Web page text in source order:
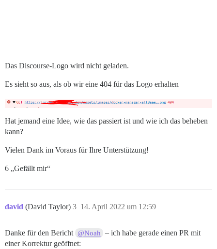
Das Discourse-Logo wird nicht geladen.
Es sieht so aus, als ob wir eine 404 für das Logo erhalten
Hat jemand eine Idee, wie das passiert ist und wie ich das beheben
kann?
Vielen Dank im Voraus für Ihre Unterstützung!
6 „Gefällt mir“
david (David Taylor) 14. April 2022 um 12:59
3
Danke für den Bericht @Noah
– ich habe gerade einen PR mit
einer Korrektur geöffnet: